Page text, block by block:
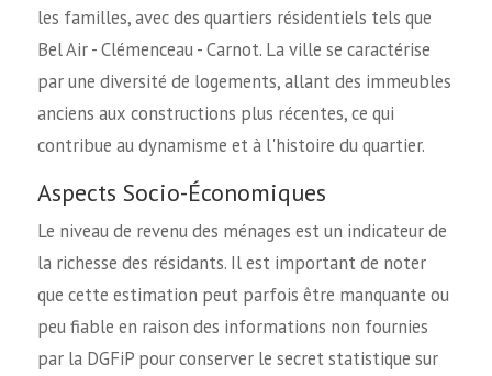
les familles, avec des quartiers résidentiels tels que
Bel Air - Clémenceau - Carnot. La ville se caractérise
par une diversité de logements, allant des immeubles
anciens aux constructions plus récentes, ce qui
contribue au dynamisme et à l'histoire du quartier.
Aspects Socio-Économiques
Le niveau de revenu des ménages est un indicateur de
la richesse des résidants. Il est important de noter
que cette estimation peut parfois être manquante ou
peu fiable en raison des informations non fournies
par la DGFiP pour conserver le secret statistique sur